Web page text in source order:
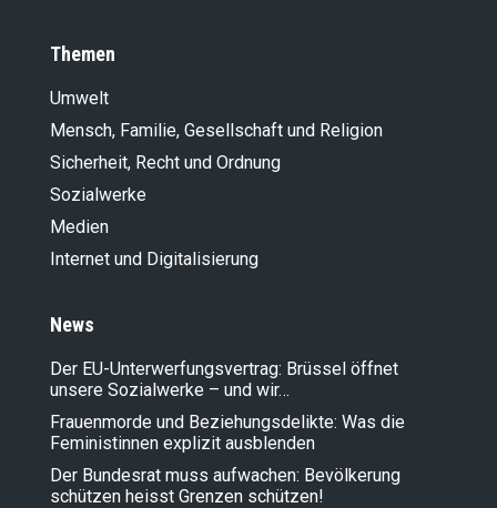
Themen
Umwelt
Mensch, Familie, Gesellschaft und Religion
Sicherheit, Recht und Ordnung
Sozialwerke
Medien
Internet und Digitalisierung
News
Der EU-Unterwerfungsvertrag: Brüssel öffnet
unsere Sozialwerke – und wir…
Frauenmorde und Beziehungsdelikte: Was die
Feministinnen explizit ausblenden
Der Bundesrat muss aufwachen: Bevölkerung
schützen heisst Grenzen schützen!